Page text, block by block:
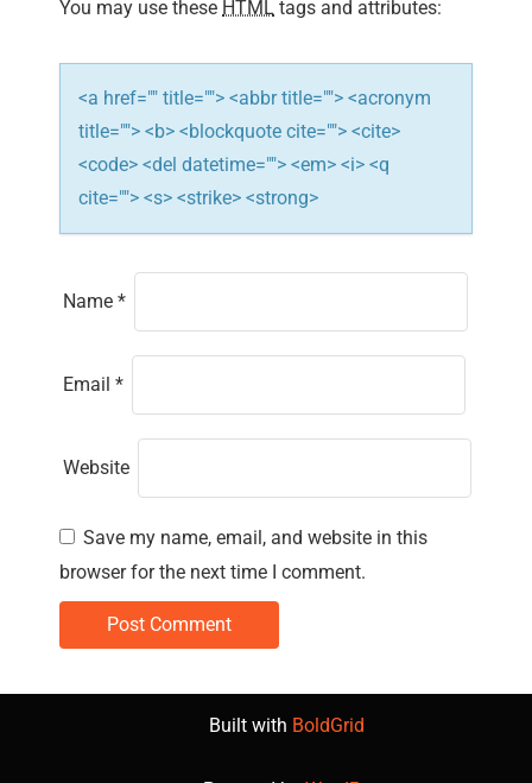
o
n
You may use these HTML tags and attributes:
<a href="" title=""> <abbr title=""> <acronym
title=""> <b> <blockquote cite=""> <cite>
<code> <del datetime=""> <em> <i> <q
cite=""> <s> <strike> <strong>
Name *
Email *
Website
Save my name, email, and website in this
browser for the next time I comment.
Built with BoldGrid